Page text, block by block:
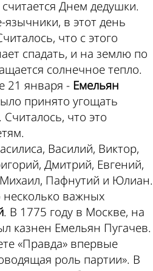
Днем дедушки.
в этот день
что с этого
спадать, и на землю по
солнечное тепло.
21 января - Емельян
принято угощать
что это
Василий, Виктор,
Дмитрий, Евгений,
Пафнутий и Юлиан.
важных
. В 1775 году в Москве, на
казнен Емельян Пугачев.
«Правда» впервые
роль партии». В